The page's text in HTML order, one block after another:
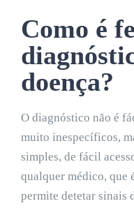
Como é
doença?
O diagnóstico não é
muito inespecíficos,
simples, de fácil
qualquer médico, que
permite detetar sinais